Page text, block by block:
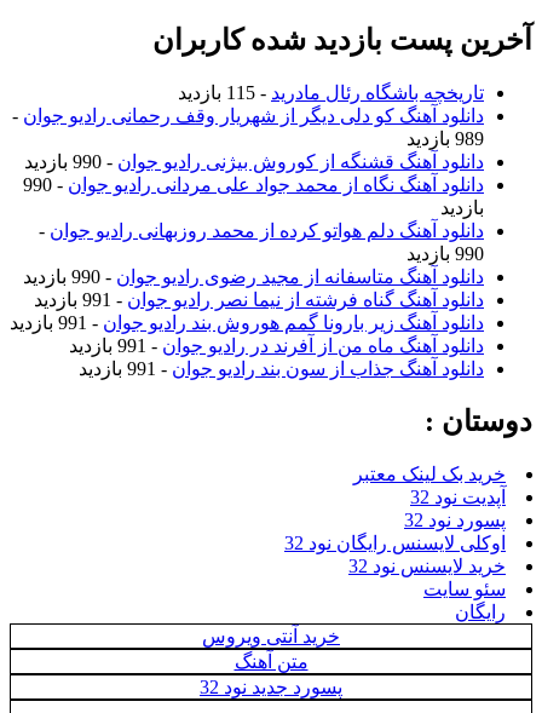
آخرین پست بازدید شده کاربران
تاریخچه باشگاه رئال مادرید - 115 بازدید
دانلود آهنگ کو دلی دیگر از شهریار وقف رحمانی رادیو جوان -
989 بازدید
دانلود آهنگ قشنگه از کوروش بیژنی رادیو جوان - 990 بازدید
دانلود آهنگ نگاه از محمد جواد علی مردانی رادیو جوان
- 990
بازدید
دانلود آهنگ دلم هواتو کرده از محمد روزبهانی رادیو جوان -
990 بازدید
دانلود آهنگ متاسفانه از مجید رضوی رادیو جوان - 990 بازدید
دانلود آهنگ گناه فرشته از نیما نصر رادیو جوان - 991 بازدید
دانلود آهنگ زیر بارونا گمم هوروش بند رادیو جوان - 991 بازدید
دانلود آهنگ ماه من از آفرند در رادیو جوان - 991 بازدید
دانلود آهنگ جذاب از سون بند رادیو جوان - 991 بازدید
دوستان :
خرید بک لینک معتبر
آپدیت نود 32
پسورد نود 32
اوکلی لایسنس رایگان نود 32
خرید لایسنس نود 32
سئو سایت
رایگان
خرید آنتی ویروس
متن آهنگ
پسورد جدید نود 32